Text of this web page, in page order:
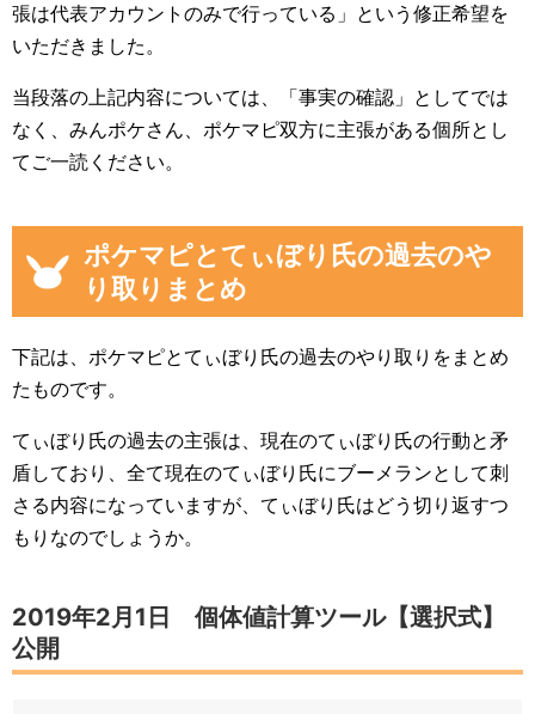
張は代表アカウントのみで行っている」という修正希望を
いただきました。
当段落の上記内容については、「事実の確認」としてでは
なく、みんポケさん、ポケマピ双方に主張がある個所とし
てご一読ください。
ポケマピとてぃぼり氏の過去のや
り取りまとめ
下記は、ポケマピとてぃぼり氏の過去のやり取りをまとめ
たものです。
てぃぼり氏の過去の主張は、現在のてぃぼり氏の行動と矛
盾しており、全て現在のてぃぼり氏にブーメランとして刺
さる内容になっていますが、てぃぼり氏はどう切り返すつ
もりなのでしょうか。
2019年2月1日 個体値計算ツール【選択式】
公開